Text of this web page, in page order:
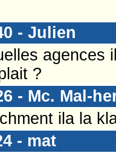
- Julien
agences
?
- Mc. Mal-
ila la
- mat